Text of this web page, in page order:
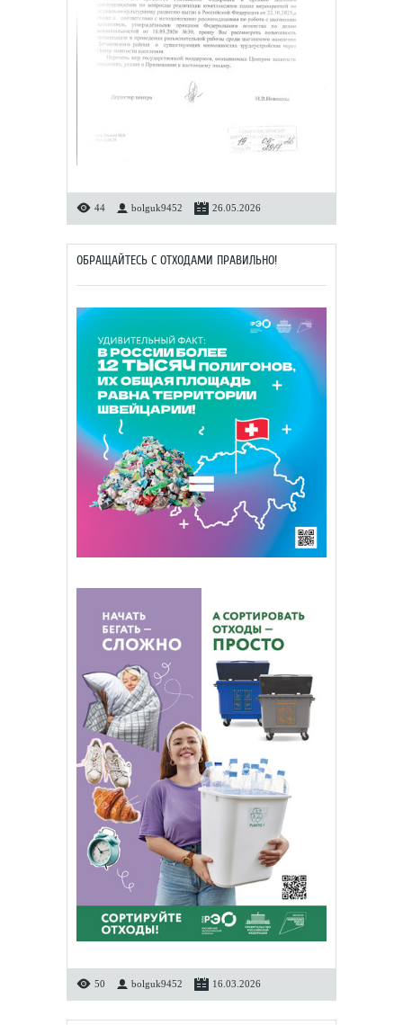
44 bolguk9452 26.05.2026
ОБРАЩАЙТЕСЬ С ОТХОДАМИ ПРАВИЛЬНО!
50 bolguk9452 16.03.2026